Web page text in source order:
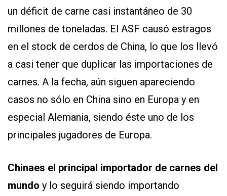
un déficit de carne casi instantáneo de 30
millones de toneladas. El ASF causó estragos
en el stock de cerdos de China, lo que los llevó
a casi tener que duplicar las importaciones de
carnes. A la fecha, aún siguen apareciendo
casos no sólo en China sino en Europa y en
especial Alemania, siendo éste uno de los
principales jugadores de Europa.
Chinaes el principal importador de carnes del
mundo y lo seguirá siendo importando